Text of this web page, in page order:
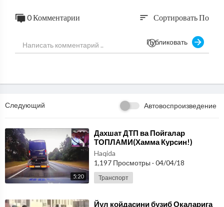
0 Комментарии sort Сортировать По
Публиковать
Следующий Автовоспроизведение
5:20
⁣Дахшат ДТП ва Пойгалар
ТОПЛАМИ(Хамма Курсин!)
Haqida
1,197 Просмотры · 04/04/18
Транспорт
⁣Йул койдасини бузиб Окаларига